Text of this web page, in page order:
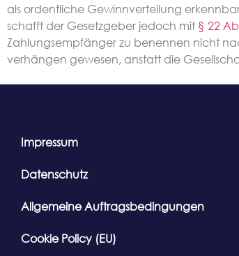
als ordentliche Gewinnverteilung
schafft der Gesetzgeber jedoch mit § 22
Zahlungsempfänger zu benennen nicht
verhängen gewesen, anstatt die
Impressum
Datenschutz
Allgemeine Auftragsbedingungen
Cookie Policy (EU)